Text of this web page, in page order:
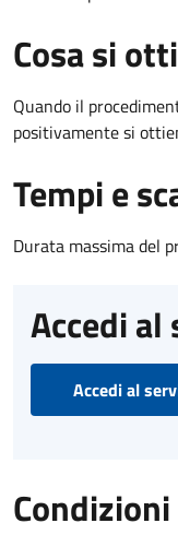
Cosa si
Quando il
positivamente si
Tempi e
Durata massima del
Accedi al
Accedi al